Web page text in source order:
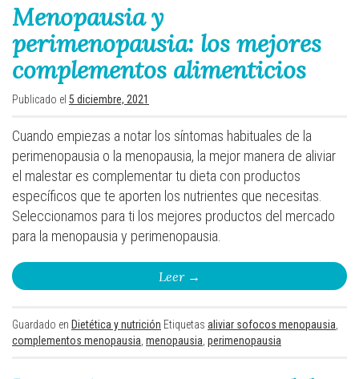
Menopausia y
perimenopausia: los mejores
complementos alimenticios
Publicado el 5 diciembre, 2021
Cuando empiezas a notar los síntomas habituales de la
perimenopausia o la menopausia, la mejor manera de aliviar
el malestar es complementar tu dieta con productos
específicos que te aporten los nutrientes que necesitas.
Seleccionamos para ti los mejores productos del mercado
para la menopausia y perimenopausia.
Leer →
Guardado en Dietética y nutrición Etiquetas aliviar sofocos menopausia
complementos menopausia menopausia perimenopausia